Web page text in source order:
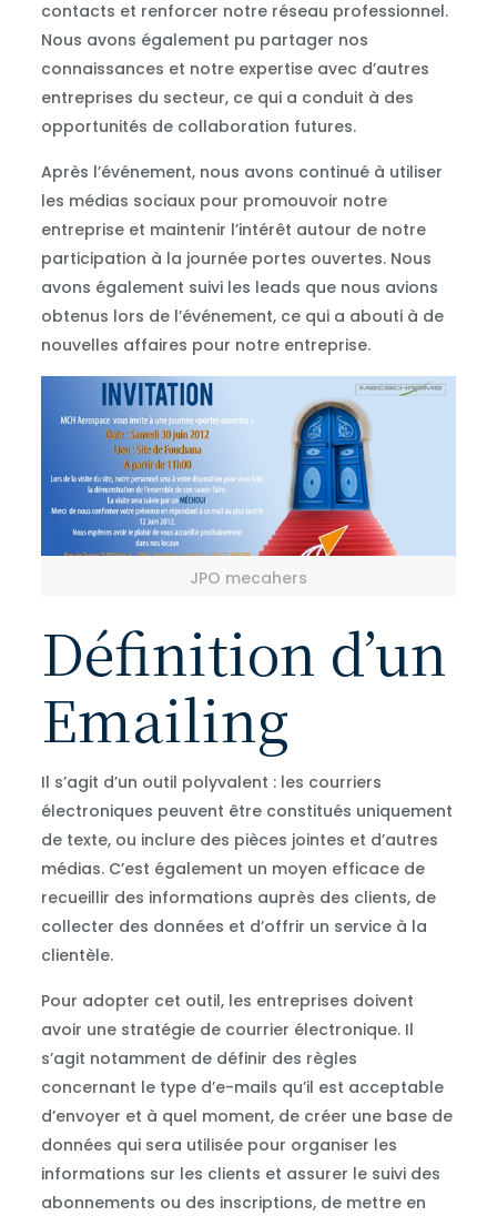
contacts et renforcer notre réseau professionnel.
Nous avons également pu partager nos
connaissances et notre expertise avec d’autres
entreprises du secteur, ce qui a conduit à des
opportunités de collaboration futures.
Après l’événement, nous avons continué à utiliser
les médias sociaux pour promouvoir notre
entreprise et maintenir l’intérêt autour de notre
participation à la journée portes ouvertes. Nous
avons également suivi les leads que nous avions
obtenus lors de l’événement, ce qui a abouti à de
nouvelles affaires pour notre entreprise.
JPO mecahers
Définition d’un
Emailing
Il s’agit d’un outil polyvalent : les courriers
électroniques peuvent être constitués uniquement
de texte, ou inclure des pièces jointes et d’autres
médias. C’est également un moyen efficace de
recueillir des informations auprès des clients, de
collecter des données et d’offrir un service à la
clientèle.
Pour adopter cet outil, les entreprises doivent
avoir une stratégie de courrier électronique. Il
s’agit notamment de définir des règles
concernant le type d’e-mails qu’il est acceptable
d’envoyer et à quel moment, de créer une base de
données qui sera utilisée pour organiser les
informations sur les clients et assurer le suivi des
abonnements ou des inscriptions, de mettre en